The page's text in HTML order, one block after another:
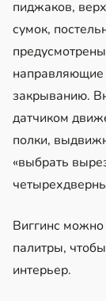
пиджаков,
сумок,
направляющие
закрыванию.
датчиком
полки,
«выбрать
Виггинс
палитры,
интерьер.